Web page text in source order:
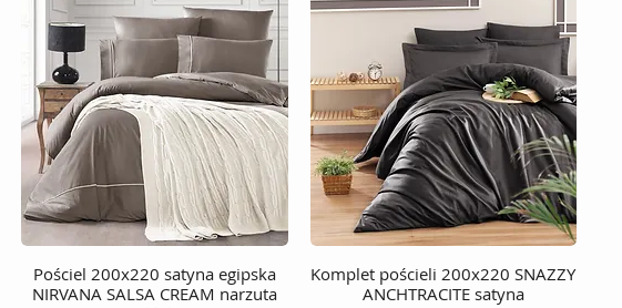
Podgląd
Pościel 200x220 satyna egipska
NIRVANA SALSA CREAM narzuta
Podgląd
Komplet pościeli 200x220 SNAZZY
ANCHTRACITE satyna